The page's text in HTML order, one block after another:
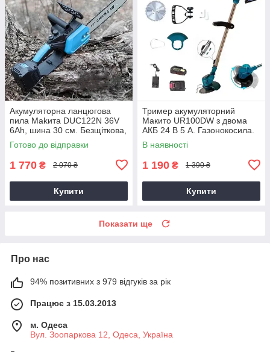
Акумуляторна ланцюгова
пила Makита DUC122N 36V
6Ah, шина 30 см. Безщіткова,
Змащення ланцюга.
Готово до відправки
1 770 ₴ 2 070 ₴
Купити
Тример акумуляторний
Макито UR100DW з двома
АКБ 24 В 5 А. Газонокосила.
В наявності
1 190 ₴ 1 390 ₴
Купити
Показати ще
Про нас
94% позитивних з 979 відгуків за рік
Працює з 15.03.2013
м. Одеса
Вул. Зоопаркова 12, Одеса, Україна